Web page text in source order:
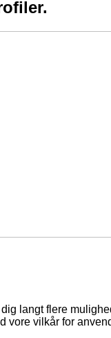
langt flere
vilkår for